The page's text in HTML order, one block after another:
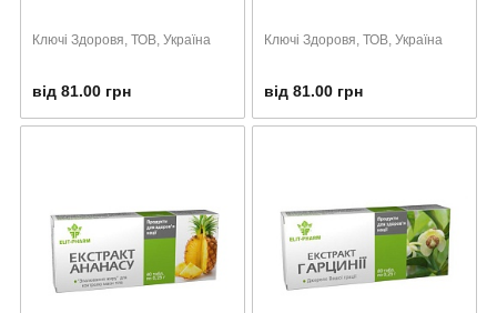
Ключі Здоровя, ТОВ, Україна
від 81.00 грн
Ключі Здоровя, ТОВ, Україна
від 81.00 грн